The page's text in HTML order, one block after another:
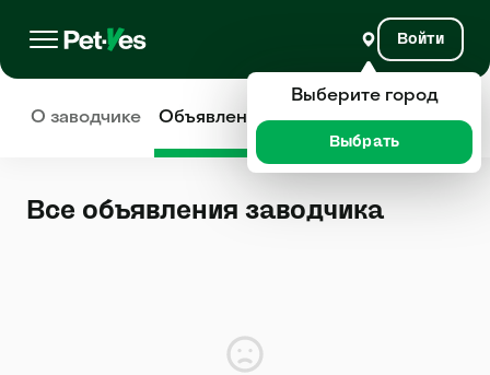
Войти
О заводчике Объявления Отзывы
Все объявления заводчика
Выберите город
Выбрать